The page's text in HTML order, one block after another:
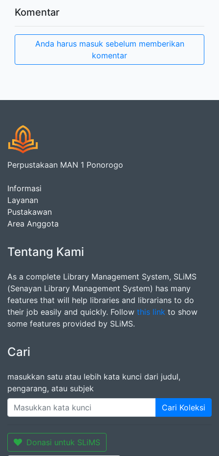
Komentar
Anda harus masuk sebelum memberikan
komentar
Perpustakaan MAN 1 Ponorogo
Informasi
Layanan
Pustakawan
Area Anggota
Tentang Kami
As a complete Library Management System, SLiMS
(Senayan Library Management System) has many
features that will help libraries and librarians to do
their job easily and quickly. Follow this link to show
some features provided by SLiMS.
Cari
masukkan satu atau lebih kata kunci dari judul,
pengarang, atau subjek
Cari Koleksi
Donasi untuk SLiMS